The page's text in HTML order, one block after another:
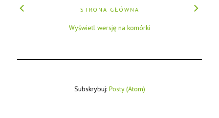
STRONA GŁÓWNA
Wyświetl wersję na komórki
Subskrybuj: Posty (Atom)